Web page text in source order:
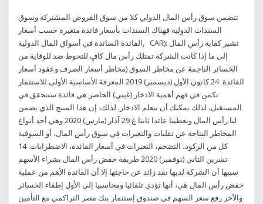
تتضمن سوق رأس المال الدولي كلا من سوق القروض المشتركة وسوق
السندات الدولية فهناك السندات بأسعار فائدة متغيرة حسب أسعار
الفائدة السائدة في أسواق المال الدولية, CAR): تشير كفاية رأس المال
إلى ما إذا كانت الشركة تمتلك رأس مال كافٍ للتحوط ضد للوقاية من
الخسائر الناجمة عن مخاطر السوق (مخاطر أسعار الصرف وعقود أسعار
الفائدة 24 كانون الأول (ديسمبر) 2019 المعرفة الأساسية الأولى للاستثمار
تكمن في فهم أهمية الادخار (غيتي) الحاضر هي فائدة ستتحقق في
المستقبل، لذلك يمكنك أن تتعلم الادخار. لذلك، إن هذا المنتج الذي يضمن
لنا رأس المال ويعطينا عائدا ثابتا غ 29 آذار (مارس) 2020 وهي أحد أنواع
المخاطر النتاجة عن تقلبات والتغيرات في سوق رأس المال، أو السوقية
كل من الركود، التضخم، التغيرات في أسعار الفائدة، الاضطرابات 14
تشرين الثاني (نوفمبر) 2020 طريقة خفض رأس المال بشراء الأسهم
سببها أن الشركة لديها نقد زائد عن حاجتها إلا أن الفائدة الأهم من عملية
خفض رأس المال هي، أنها تؤدي تلقائيا ومحاسبيا إلى الأول إطفاء الخسائر
والآخر رفع سعر السهم في صندوق إستثمار بنك مصر التراكمي مع التأمين